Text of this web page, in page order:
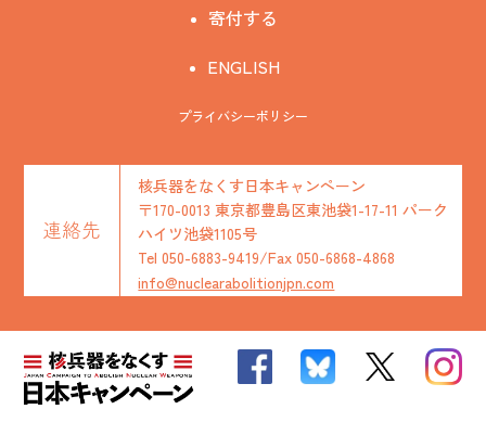
寄付する
ENGLISH
プライバシーポリシー
連絡先
核兵器をなくす日本キャンペーン
〒170-0013 東京都豊島区東池袋1-17-11 パーク
ハイツ池袋1105号
Tel 050-6883-9419/Fax 050-6868-4868
info@nuclearabolitionjpn.com